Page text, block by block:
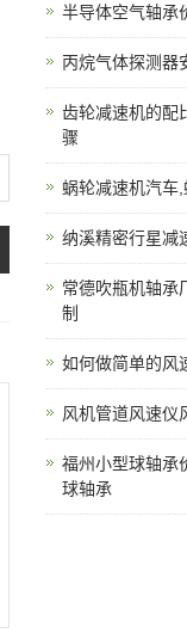
半导体空气轴承
丙烷气体探测器
齿轮减速机的配
骤
蜗轮减速机汽车
纳溪精密行星减
常德吹瓶机轴承
制
如何做简单的风
风机管道风速仪
福州小型球轴承
球轴承